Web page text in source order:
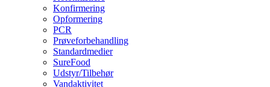
Konfirmering
Opformering
PCR
Prøveforbehandling
Standardmedier
SureFood
Udstyr/Tilbehør
Vandaktivitet